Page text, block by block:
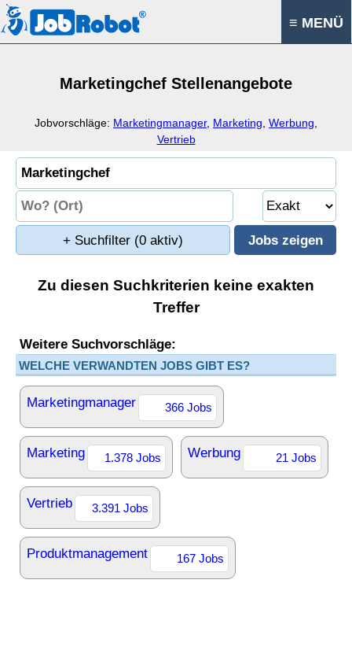
≡ MENÜ
Marketingchef Stellenangebote
Jobvorschläge: Marketingmanager, Marketing Werbung
Vertrieb
+ Suchfilter (0 aktiv)
Zu diesen Suchkriterien keine exakten
Treffer
Weitere Suchvorschläge:
WELCHE VERWANDTEN JOBS GIBT ES?
Marketingmanager 366 Jobs
Marketing 1.378 Jobs Werbung 21 Jobs
Vertrieb 3.391 Jobs
Produktmanagement 167 Jobs